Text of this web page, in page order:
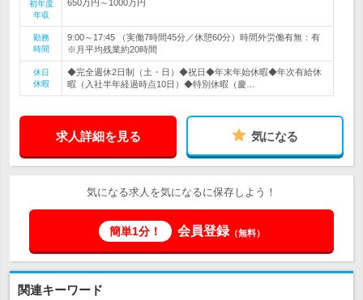
初年度
年収
650万円～1000万円
勤務
時間
9:00～17:45 （実働7時間45分／休憩60分）時間外労働有無：有
※月平均残業約20時間
休日
休暇
◆完全週休2日制（土・日）◆祝日◆年末年始休暇◆年次有給休
暇（入社半年経過時点10日）◆特別休暇（慶…
求人詳細を見る 気になる
気になる求人を気になるに保存しよう！
簡単1分！ 会員登録（無料）
関連キーワード